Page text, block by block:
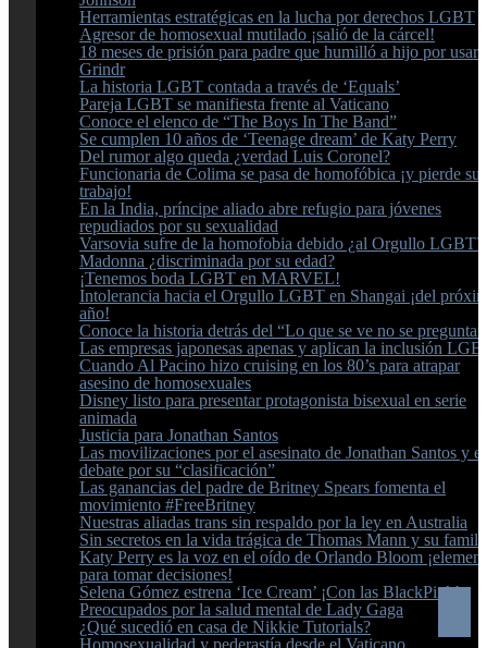
Herramientas estratégicas en la lucha por derechos LGBT
Agresor de homosexual mutilado ¡salió de la cárcel!
18 meses de prisión para padre que humilló a hijo por usar
Grindr
La historia LGBT contada a través de ‘Equals’
Pareja LGBT se manifiesta frente al Vaticano
Conoce el elenco de “The Boys In The Band”
Se cumplen 10 años de ‘Teenage dream’ de Katy Perry
Del rumor algo queda ¿verdad Luis Coronel?
Funcionaria de Colima se pasa de homofóbica ¡y pierde su
trabajo!
En la India, príncipe aliado abre refugio para jóvenes
repudiados por su sexualidad
Varsovia sufre de la homofobia debido ¿al Orgullo LGBT?
Madonna ¿discriminada por su edad?
¡Tenemos boda LGBT en MARVEL!
Intolerancia hacia el Orgullo LGBT en Shangai ¡del
año!
Conoce la historia detrás del “Lo que se ve no se pregunta”
Las empresas japonesas apenas y aplican la inclusión
Cuando Al Pacino hizo cruising en los 80’s para atrapar
asesino de homosexuales
Disney listo para presentar protagonista bisexual en serie
animada
Justicia para Jonathan Santos
Las movilizaciones por el asesinato de Jonathan Santos y el
debate por su “clasificación”
Las ganancias del padre de Britney Spears fomenta el
movimiento #FreeBritney
Nuestras aliadas trans sin respaldo por la ley en Australia
Sin secretos en la vida trágica de Thomas Mann y su
Katy Perry es la voz en el oído de Orlando Bloom
para tomar decisiones!
Selena Gómez estrena ‘Ice Cream’ ¡Con las BlackPink!
Preocupados por la salud mental de Lady Gaga
¿Qué sucedió en casa de Nikkie Tutorials?
Homosexualidad y pederastía desde el Vaticano